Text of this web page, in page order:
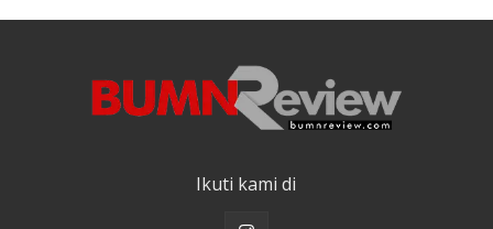
Ikuti kami di